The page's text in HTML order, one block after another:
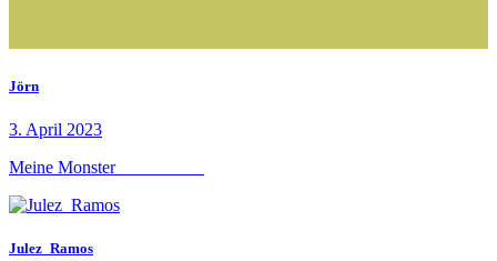
Jörn
3. April 2023
Meine Monster
Julez_Ramos